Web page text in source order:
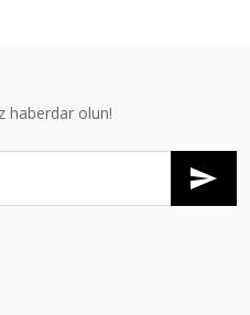
haberdar olun!